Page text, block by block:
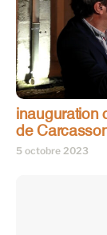
inauguration
de
5 octobre 2023